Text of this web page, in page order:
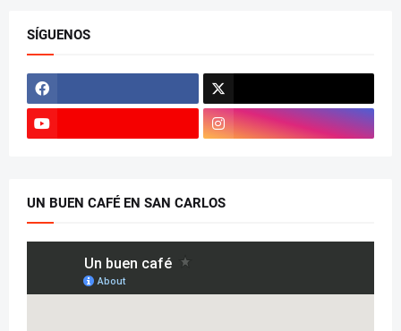
SÍGUENOS
UN BUEN CAFÉ EN SAN CARLOS